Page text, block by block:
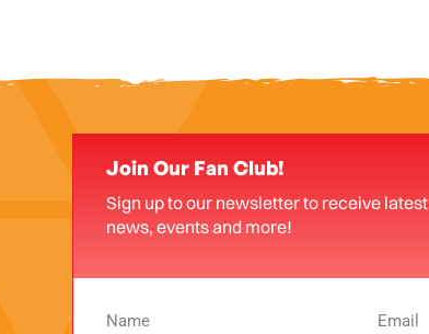
Join Our Fan Club!
Sign up to our newsletter to receive latest
news, events and more!